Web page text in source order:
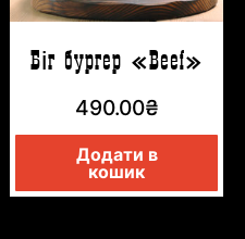
Біг бургер «Beef»
490.00₴
Додати в
кошик